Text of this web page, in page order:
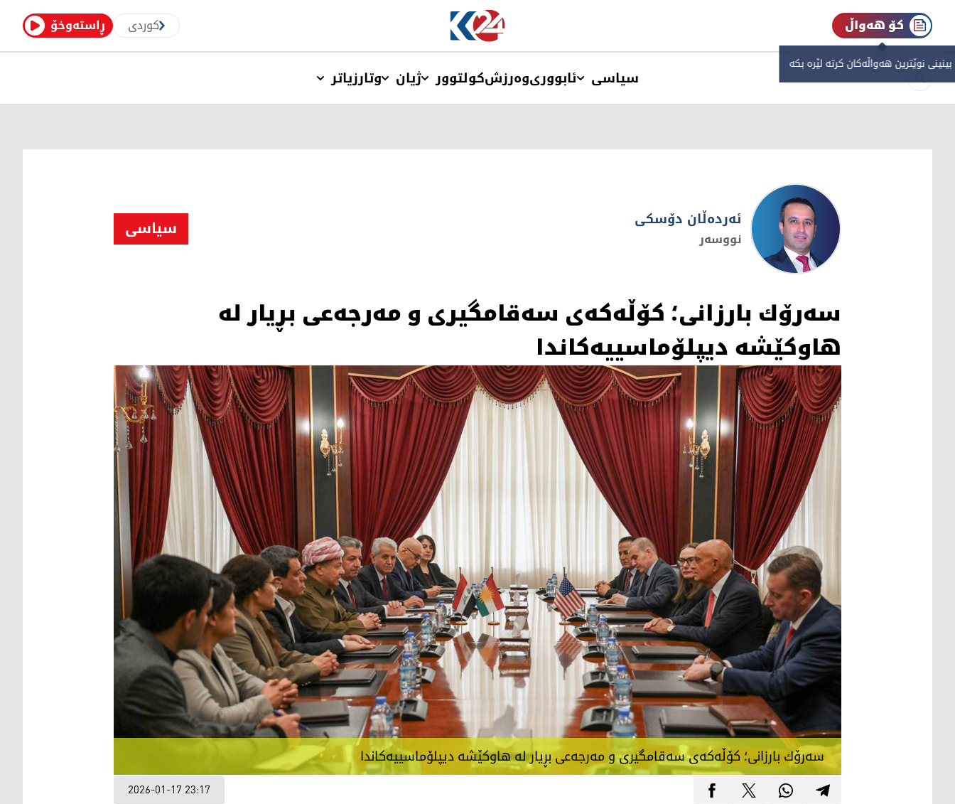
ڕاستەوخۆ کوردی کۆ هەواڵ
نوێترین هەواڵەکان کرتە لێرە بکە
سیاسی ئابووریوەرزشکولتوور ژیان وتارزیاتر
سیاسی
ئەردەڵان دۆسکی
ئەردەڵان دۆسکی
نووسەر
سەرۆك بارزانی؛ كۆڵەكەی سەقامگیری و مەرجەعی بڕیار لە
هاوكێشە دیپلۆماسییەكاندا
سەرۆك بارزانی؛ كۆڵەكەی سەقامگیری و مەرجەعی بڕیار لە هاوكێشە دیپلۆماسییەكاندا
2026-01-17 23:17